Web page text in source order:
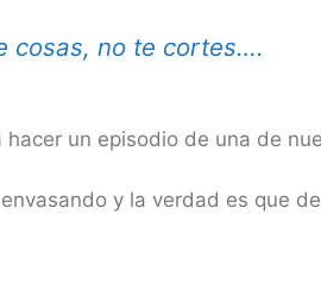
cosas, no te cortes….
hacer un episodio de una de
y la verdad es que